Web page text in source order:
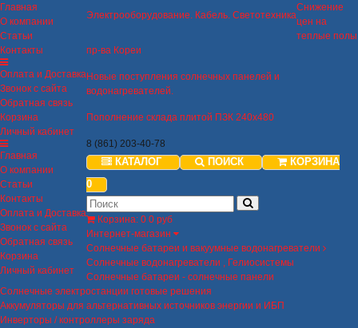
Главная
О компании
Статьи
Контакты
Оплата и Доставка
Звонок с сайта
Обратная связь
Корзина
Личный кабинет
Главная
О компании
Статьи
Контакты
Оплата и Доставка
Звонок с сайта
Обратная связь
Корзина
Личный кабинет
Электрооборудование. Кабель. Светотехника
Снижение
цен на
теплые полы
пр-ва Кореи
Новые поступления солнечных панелей и
водонагревателей.
Пополнение склада плитой ПЗК 240х480
8 (861) 203-40-78
КАТАЛОГ ПОИСК
КОРЗИНА
0
Корзина: 0 0 руб
Интернет-магазин
Солнечные батареи и вакуумные водонагреватели
Солнечные водонагреватели , Гелиосистемы
Солнечные батареи - солнечные панели
Солнечные электростанции готовые решения
Аккумуляторы для альтернативных источников энергии и ИБП
Инверторы / контроллеры заряда